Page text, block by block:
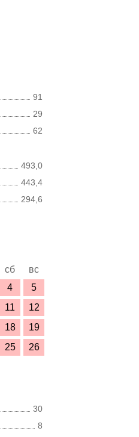
91
29
62
493,0
443,4
294,6
сб
вс
4
5
11
12
18
19
25
26
30
8